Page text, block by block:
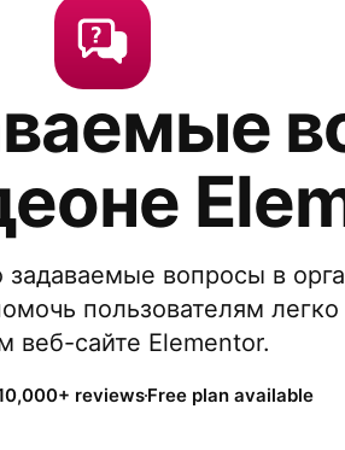
задаваемые вопросы в
пользователям
веб-сайте Elementor.
reviewsFree plan available